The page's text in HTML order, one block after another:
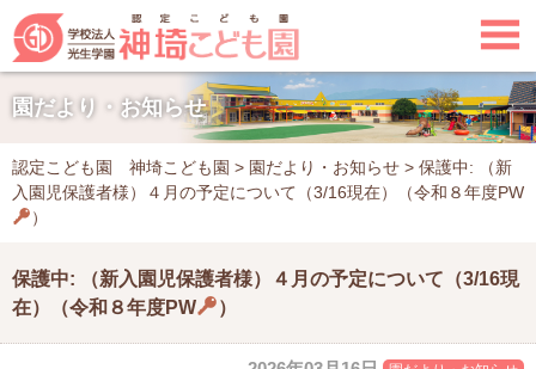

園だより・お知らせ
認定こども園 神埼こども園 > 園だより・お知らせ > 保護中: （新
入園児保護者様）４月の予定について（3/16現在）（令和８年度PW
）
保護中: （新入園児保護者様）４月の予定について（3/16現
在）（令和８年度PW
）